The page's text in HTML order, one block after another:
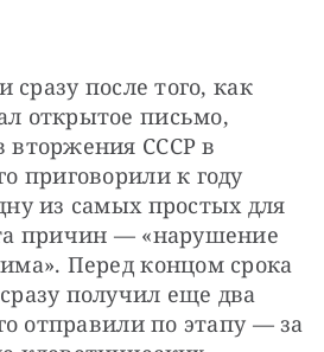
сразу после того, как
открытое письмо,
вторжения СССР в
приговорили к году
из самых простых для
причин — «нарушение
Перед концом срока
получил еще два
отправили по этапу — за